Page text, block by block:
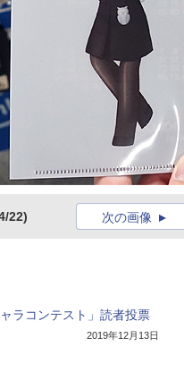
22) 次の画像
ラコンテスト」読者投票
2019年12月13日